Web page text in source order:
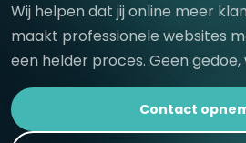
Wij helpen dat jij online meer
maakt professionele websites
een helder proces. Geen
Contact